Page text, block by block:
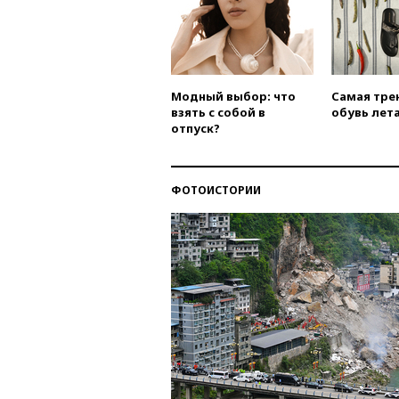
Модный выбор: что
взять с собой в
отпуск?
Самая
обувь
ФОТОИСТОРИИ